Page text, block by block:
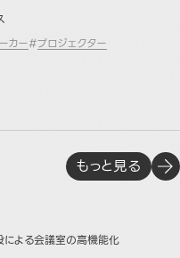
による会議室の高機能化
カー#プロジェクター
もっと見る